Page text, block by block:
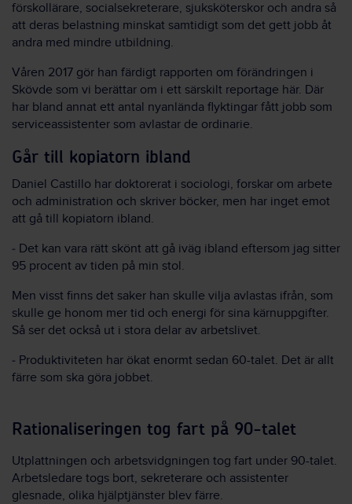
förskollärare, socialsekreterare, sjuksköterskor och andra så
att deras belastning minskat samtidigt som det gett jobb åt
andra med mindre utbildning.
Våren 2017 gör han färdigt rapporten om förändringen i
Skövde som vi berättar om i ett särskilt reportage här. Där
har bland annat ett antal nyanlända flyktingar fått jobb som
serviceassistenter som avlastar de ordinarie.
Går till kopiatorn ibland
Daniel Castillo har doktorerat i sociologi, forskar om arbete
och administration och skriver böcker, men har inget emot
att gå till kopiatorn ibland.
‒ Det kan vara rätt skönt att gå iväg ibland eftersom jag sitter
95 procent av tiden på min stol.
Men visst finns det saker han skulle vilja avlastas ifrån, som
skulle ge honom mer tid och energi för sina kärnuppgifter.
Så ser det också ut i stora delar av arbetslivet.
‒ Produktiviteten har ökat enormt sedan 60-talet. Det är allt
färre som ska göra jobbet.
Rationaliseringen tog fart på 90-talet
Utplattningen och arbetsvidgningen tog fart under 90-talet.
Arbetsledare togs bort, sekreterare och assistenter
glesnade, olika hjälptjänster blev färre.